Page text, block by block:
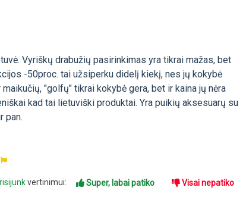
Vyriškų drabužių pasirinkimas yra tikrai mažas, bet
-50proc. tai užsiperku didelį kiekį, nes jų kokybė
"golfų" tikrai kokybė gera, bet ir kaina jų nėra
kad tai lietuviški produktai. Yra puikių aksesuarų su
pan.
vertinimui: Super, labai patiko Visai nepatiko